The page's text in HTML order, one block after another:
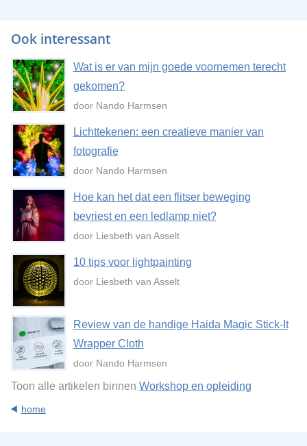
Ook interessant
Wat is er van mijn goede voornemen terecht
gekomen?
door Nando Harmsen
Lichttekenen: een creatieve manier van
fotografie
door Nando Harmsen
Hoe kan het dat een flitser beweging
bevriest en een ledlamp niet?
door Liesbeth van Asselt
10 tips voor lightpainting
door Liesbeth van Asselt
Review van de handige Haida Magic Stick-It
Wrapper Cloth
door Nando Harmsen
Toon alle artikelen binnen Workshop en opleiding
home